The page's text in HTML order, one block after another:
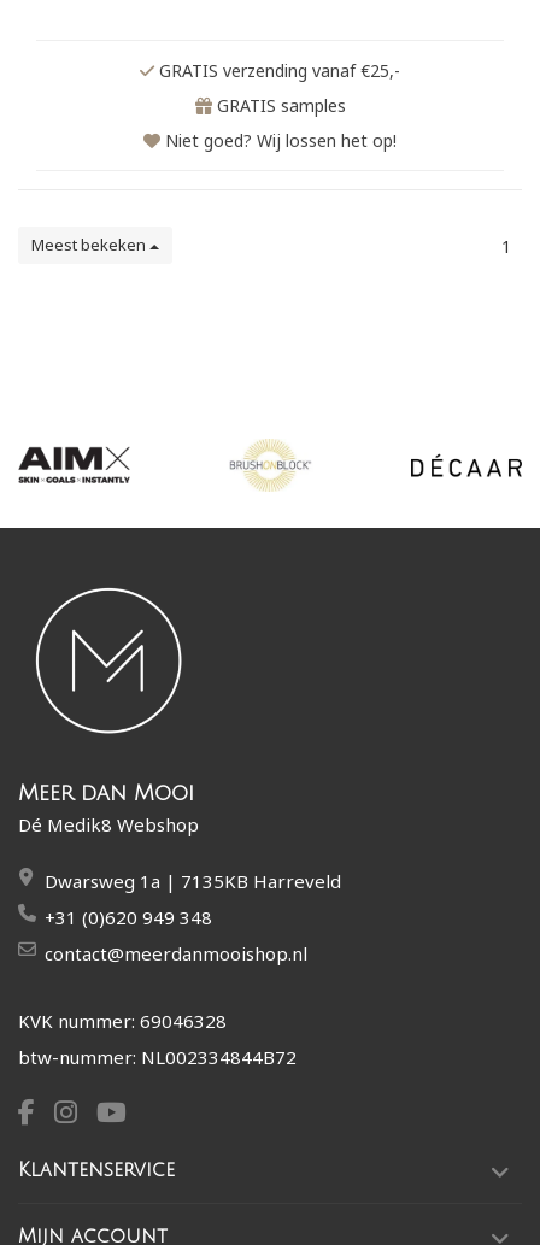
GRATIS verzending vanaf €25,-
GRATIS samples
Niet goed? Wij lossen het op!
Meest bekeken 1
Meer dan Mooi
Dé Medik8 Webshop
Dwarsweg 1a | 7135KB Harreveld
+31 (0)620 949 348
contact@meerdanmooishop.nl
KVK nummer: 69046328
btw-nummer: NL002334844B72
Klantenservice
Mijn account